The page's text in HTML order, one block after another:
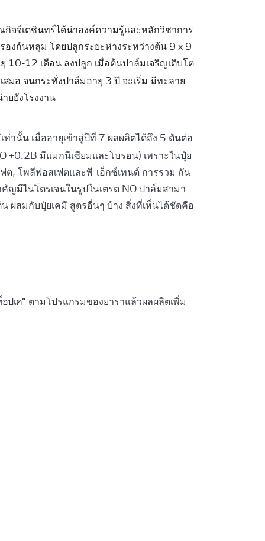
จจ์เตชินทร์ได้นําองค์ความรู้และหลักวิชาการ
องก้นหลุม โดยปลูกระยะห่างระหว่างต้น 9 x 9
10-12 เดือน ลงปลูก เมื่อต้นปาล์มเจริญเติบโต
สมอ จนกระทั่งปาล์มอายุ 3 ปี จะเริ่ม มีทะลาย
ยยังโรงงาน
ท่านั้น เมื่ออายุเข้าสู่ปีที่ 7 ผลผลิตได้ถึง 5 ตันต่อ
+0.2B มีแมกนีเซียมและโบรอน) เพราะในปุ๋ย
ต, โพลีฟอสเฟตและพี-เอ็กซ์เทนด์ การรวม กัน
มีไนโตรเจนในรูปในเตรต NO ปาล์มสามา
ผสมกับปุ๋ยเคมี สูตรอื่นๆ บ้าง สิ่งที่เห็นได้ชัดคือ
ปเค” ตามโปรแกรมของยาราแล้วผลผลิตเพิ่ม